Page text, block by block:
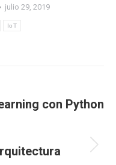
julio 29, 2019
IoT
con Python